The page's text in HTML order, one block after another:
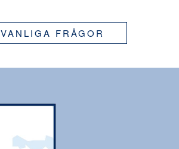
VANLIGA FRÅGOR